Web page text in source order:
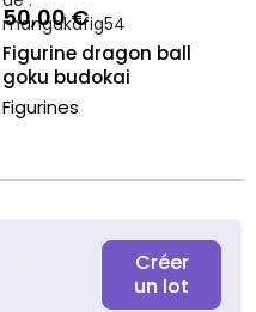
50,00 €
Figurine dragon ball
goku budokai
Figurines
Créer
un lot